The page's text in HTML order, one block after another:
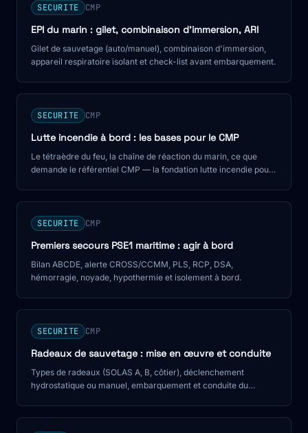
SECURITE CMP
EPI du marin : gilet, combinaison d'immersion, ARI
Gilet de sauvetage (auto/manuel), combinaison d'immersion,
appareil respiratoire isolant et check-list avant embarquement.
SECURITE CMP
Lutte incendie à bord : les bases pour le CMP
Le tétraèdre du feu, la chaîne de réaction du marin, ce que
demande le référentiel CMP — la fondation lutte incendie pour
SECURITE CMP
Premiers secours PSE1 maritime : agir à bord
Bilan ABCDE, alerte CROSS/CCMM, PLS, RCP, DSA,
hémorragie, noyade, hypothermie et isolement à bord.
SECURITE CMP
Radeaux de sauvetage : mise en œuvre et conduite
Types de radeaux (SOLAS A, B, côtier), déclenchement
hydrostatique ou manuel, embarquement et conduite du